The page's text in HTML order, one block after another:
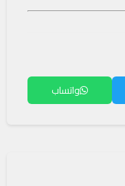
واتساب